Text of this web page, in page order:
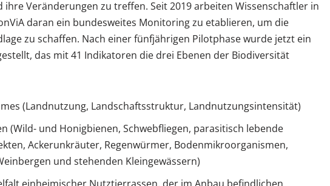
ihre Veränderungen zu treffen. Seit 2019 arbeiten Wissenschaftler in
daran ein bundesweites Monitoring zu etablieren, um die
zu schaffen. Nach einer fünfjährigen Pilotphase wurde jetzt ein
das mit 41 Indikatoren die drei Ebenen der Biodiversität
(Landnutzung, Landschaftsstruktur, Landnutzungsintensität)
(Wild- und Honigbienen, Schwebfliegen, parasitisch lebende
Ackerunkräuter, Regenwürmer, Bodenmikroorganismen,
und stehenden Kleingewässern)